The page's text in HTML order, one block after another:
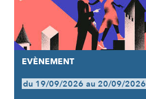
EVÈNEMENT
du 19/09/2026 au 20/09/2026